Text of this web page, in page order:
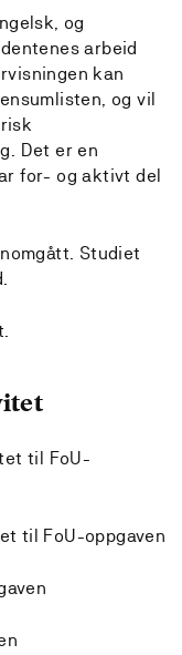
og
arbeid
kan
og vil
Det er en
for- og aktivt del
Studiet
til FoU-
til FoU-oppgaven